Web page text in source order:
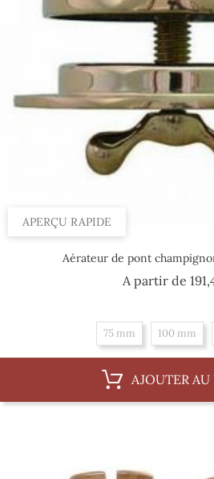
APERÇU RAPIDE
Aérateur de pont
A partir de
75 mm 100 mm
AJOUTER AU